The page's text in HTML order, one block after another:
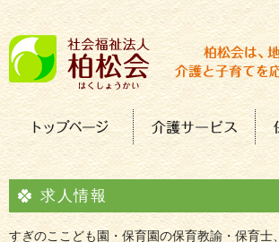
求人情報
すぎのここども園・保育園の保育教諭・保育士、